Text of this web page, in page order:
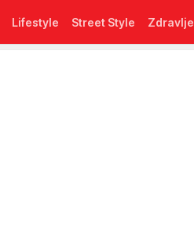
Lifestyle Street Style Zdravlje